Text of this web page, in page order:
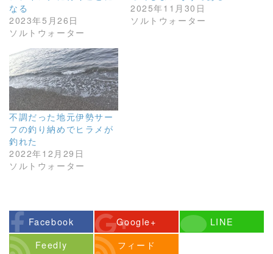
なる
2023年5月26日
ソルトウォーター
2025年11月30日
ソルトウォーター
不調だった地元伊勢サー
フの釣り納めでヒラメが
釣れた
2022年12月29日
ソルトウォーター
Facebook Google+
LINE
Feedly
フィード